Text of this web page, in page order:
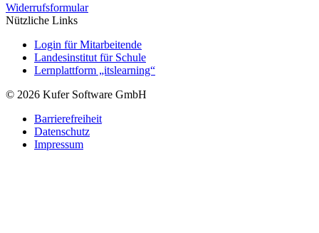
Widerrufsformular
Nützliche Links
Login für Mitarbeitende
Landesinstitut für Schule
Lernplattform „itslearning“
© 2026 Kufer Software GmbH
Barrierefreiheit
Datenschutz
Impressum